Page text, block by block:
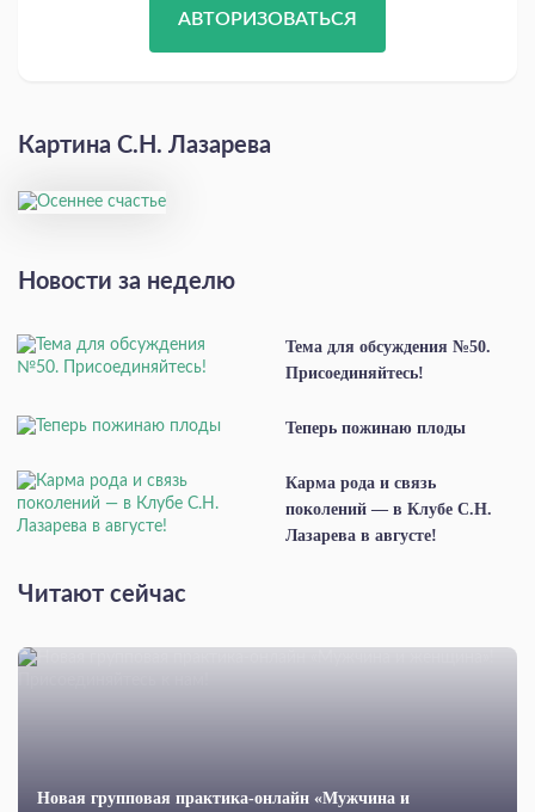
АВТОРИЗОВАТЬСЯ
Картина С.Н. Лазарева
Новости за неделю
Тема для обсуждения №50.
Присоединяйтесь!
Теперь пожинаю плоды
Карма рода и связь
поколений — в Клубе С.Н.
Лазарева в августе!
Читают сейчас
Новая групповая практика-онлайн «Мужчина и